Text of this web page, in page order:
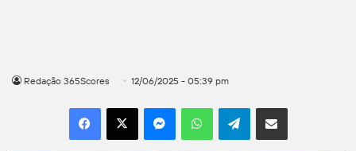
Redação 365Scores 12/06/2025 - 05:39 pm
Facebook
X MessengerWhatsAppTelegramCompartilhar por e-mail